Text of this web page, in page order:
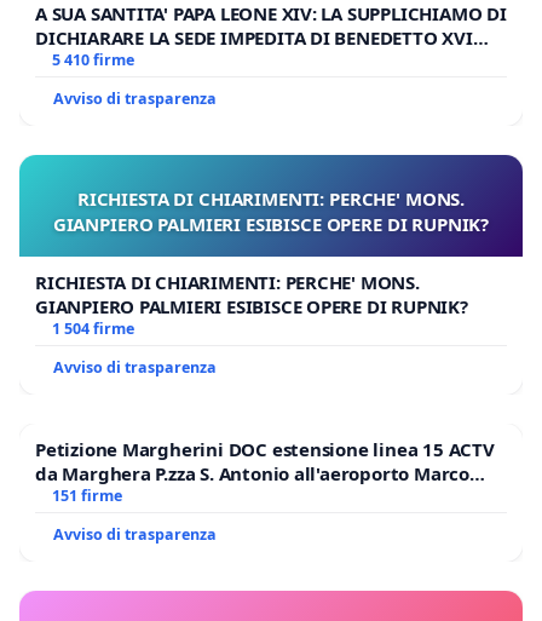
A SUA SANTITA' PAPA LEONE XIV: LA SUPPLICHIAMO DI
DICHIARARE LA SEDE IMPEDITA DI BENEDETTO XVI
E/O DI FAR APRIRE IL RELATIVO PROCESSO
5 410 firme
Avviso di trasparenza
RICHIESTA DI CHIARIMENTI: PERCHE' MONS.
GIANPIERO PALMIERI ESIBISCE OPERE DI RUPNIK?
RICHIESTA DI CHIARIMENTI: PERCHE' MONS.
GIANPIERO PALMIERI ESIBISCE OPERE DI RUPNIK?
1 504 firme
Avviso di trasparenza
Petizione Margherini DOC estensione linea 15 ACTV
da Marghera P.zza S. Antonio all'aeroporto Marco
Polo tariffa a € 1,50
151 firme
Avviso di trasparenza